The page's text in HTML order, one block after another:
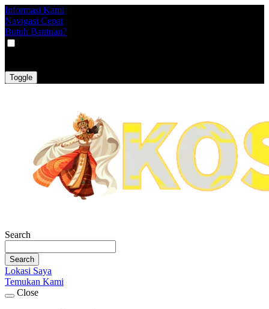
Informasi Kami
Navigasi Cepat
Butuh Bantuan?
Toggle
Search
Search
Lokasi Saya
Temukan Kami
Close